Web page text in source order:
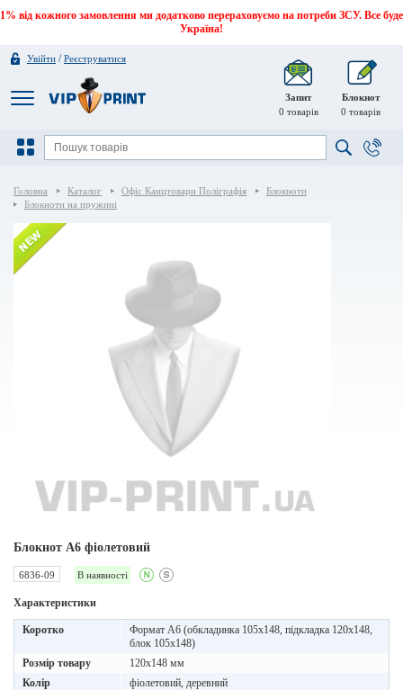
1% від кожного замовлення ми додатково перераховуємо на потреби ЗСУ. Все буде
Україна!
Увійти /Реєструватися
Запит
0 товарів
Блокнот
0 товарів
Головна Каталог Офіс Канцтовари Поліграфія
Блокноти
Блокноти на пружині
Блокнот A6 фіолетовий
6836-09 В наявності
Характеристики
Коротко
Формат А6 (обкладинка 105х148, підкладка 120х148,
блок 105х148)
Розмір товару
120x148 мм
Колір
фіолетовий, деревний